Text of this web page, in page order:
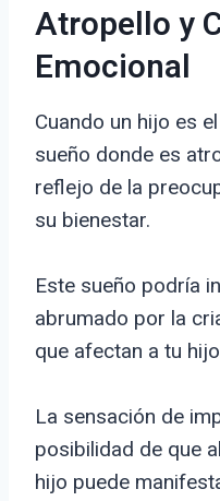
Atropello y
Emocional
Cuando un hijo es
sueño donde es
reflejo de la
su bienestar.
Este sueño podría
abrumado por la
que afectan a tu
La sensación de
posibilidad de que
hijo puede